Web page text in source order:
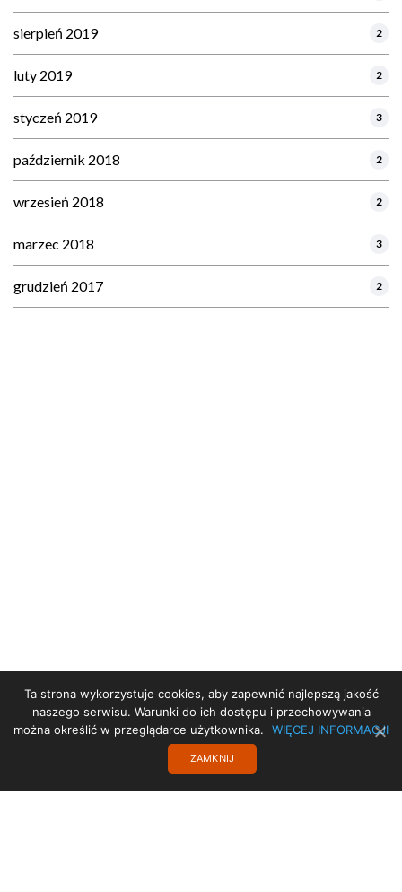
sierpień 2019 2
luty 2019 2
styczeń 2019 3
październik 2018 2
wrzesień 2018 2
marzec 2018 3
grudzień 2017 2
Ta strona wykorzystuje cookies, aby zapewnić najlepszą jakość
naszego serwisu. Warunki do ich dostępu i przechowywania
można określić w przeglądarce użytkownika.
WIĘCEJ INFORMACJI
ZAMKNIJ
STRONA GŁÓWNA
PROJEKT UE
STARA STRONA